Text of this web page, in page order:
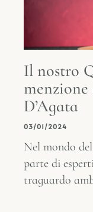
Il nostro
menzione
D’Agata
03/01/2024
Nel mondo
parte di
traguardo